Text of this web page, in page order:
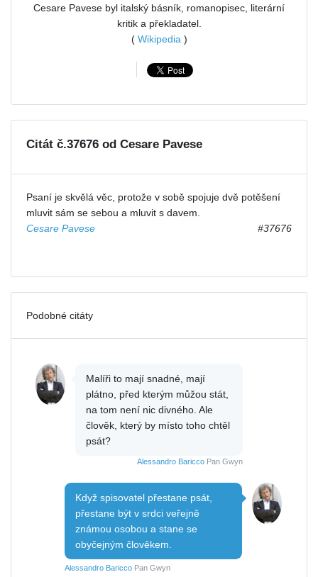
Cesare Pavese byl italský básník, romanopisec, literární
kritik a překladatel.
( Wikipedia)
Citát č.37676 od Cesare Pavese
Psaní je skvělá věc, protože v sobě spojuje dvě potěšení
mluvit sám se sebou a mluvit s davem.
Cesare Pavese
#37676
Podobné citáty
Malíři to mají snadné, mají
plátno, před kterým můžou stát,
na tom není nic divného. Ale
člověk, který by místo toho chtěl
psát?
Alessandro Baricco Pan Gwyn
Když spisovatel přestane psát,
přestane být v srdci veřejně
známou osobou a stane se
obyčejným člověkem.
Alessandro Baricco Pan Gwyn